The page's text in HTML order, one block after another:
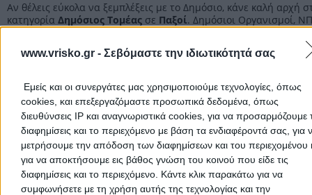
www.vrisko.gr - Σεβόμαστε την ιδιωτικότητά σας
Εμείς και οι συνεργάτες μας χρησιμοποιούμε τεχνολογίες, όπως
cookies, και επεξεργαζόμαστε προσωπικά δεδομένα, όπως
διευθύνσεις IP και αναγνωριστικά cookies, για να προσαρμόζουμε
διαφημίσεις και το περιεχόμενο με βάση τα ενδιαφέροντά σας, για
μετρήσουμε την απόδοση των διαφημίσεων και του περιεχομένου
για να αποκτήσουμε εις βάθος γνώση του κοινού που είδε τις
διαφημίσεις και το περιεχόμενο. Κάντε κλικ παρακάτω για να
συμφωνήσετε με τη χρήση αυτής της τεχνολογίας και την
Αν θέλεις εύκολα να ξεμπλέξεις με το Δημόσιο, κάνε καλή αρχή
κατηγορία Δημόσιος Τομέας σε Παξοί. Δημόσιοι Οργανισμοί,
ΝΠΙΔ, Δημόσιες Επιχειρήσεις Κοινής Ωφελείας (ΔΕΚΟ): ΔΕΗ, ΟΤΕ,
ΕΥΔΑΠ, ΕΛΤΑ, ΕΡΤ, ΟΑΕΔ, ΕΟΤ, Νομαρχίες, Δήμοι και Κοινότητες,
ΟΠΕΚΕΠΕ), εμείς έχουμε κάθε διεύθυνση και τηλέφωνο για
του Δημόσιου Τομέα.
Δημόσιος Τομέας
Αρχική > Νομός ΚΕΡΚΥΡΑΣ > Παξοί > Ιδρύματα - Οργανισμοί -
Υπηρεσίες > Δημόσιος Τομέας